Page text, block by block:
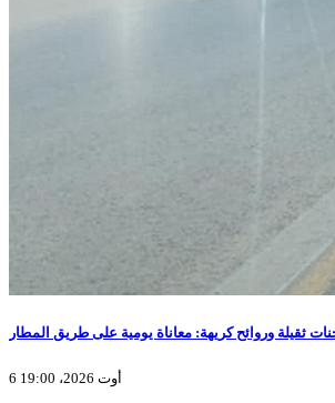
6 أوت 2026، 19:00